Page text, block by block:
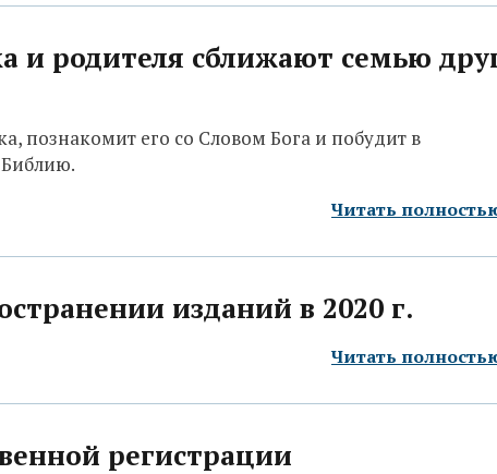
и родителя сближают семью
познакомит его со Словом Бога и побудит в
Библию.
Читать
изданий в 2020 г.
Читать
регистрации